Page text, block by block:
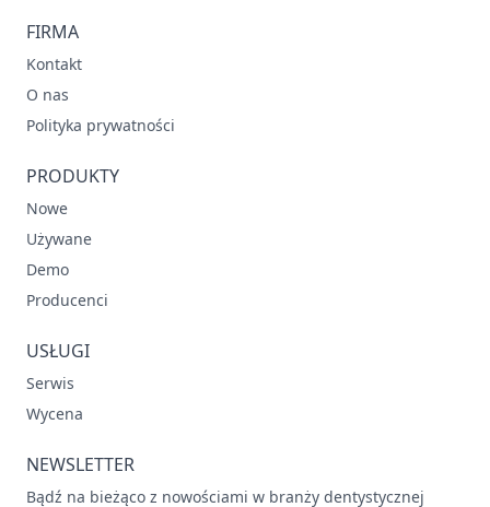
FIRMA
Kontakt
O nas
Polityka prywatności
PRODUKTY
Nowe
Używane
Demo
Producenci
USŁUGI
Serwis
Wycena
NEWSLETTER
Bądź na bieżąco z nowościami w branży dentystycznej